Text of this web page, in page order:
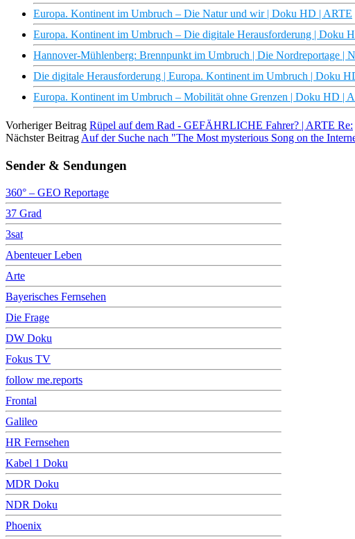
Europa. Kontinent im Umbruch – Die Natur und wir | Doku HD | ARTE
Europa. Kontinent im Umbruch – Die digitale Herausforderung | Doku
Hannover-Mühlenberg: Brennpunkt im Umbruch | Die Nordreportage |
Die digitale Herausforderung | Europa. Kontinent im Umbruch | Doku
Europa. Kontinent im Umbruch – Mobilität ohne Grenzen | Doku HD |
Vorheriger Beitrag Rüpel auf dem Rad - GEFÄHRLICHE Fahrer? | ARTE Re:
Nächster Beitrag Auf der Suche nach "The Most mysterious Song on the
Sender & Sendungen
360° – GEO Reportage
37 Grad
3sat
Abenteuer Leben
Arte
Bayerisches Fernsehen
Die Frage
DW Doku
Fokus TV
follow me.reports
Frontal
Galileo
HR Fernsehen
Kabel 1 Doku
MDR Doku
NDR Doku
Phoenix